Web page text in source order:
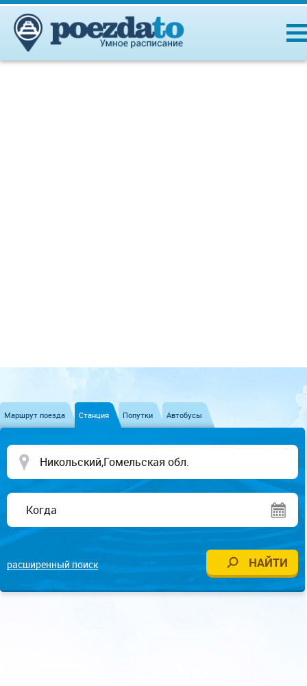
Маршрут поезда Станция Попутки Автобусы
расширенный поиск